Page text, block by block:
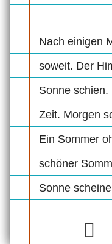
Nach einigen
soweit. Der
Sonne
Zeit. Morgen
Ein Sommer
schöner
Sonne